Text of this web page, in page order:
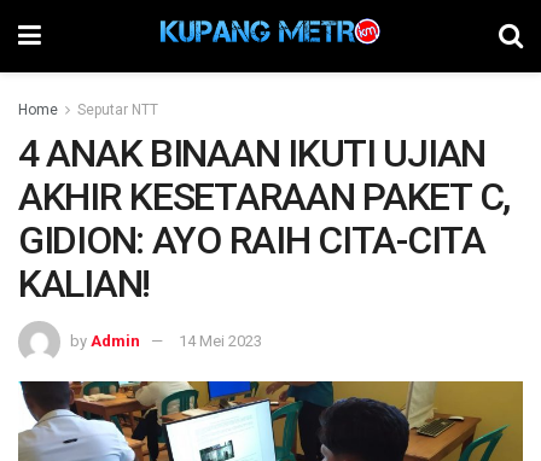
Home Seputar NTT
4 ANAK BINAAN IKUTI UJIAN
AKHIR KESETARAAN PAKET C,
GIDION: AYO RAIH CITA-CITA
KALIAN!
by Admin 14 Mei 2023